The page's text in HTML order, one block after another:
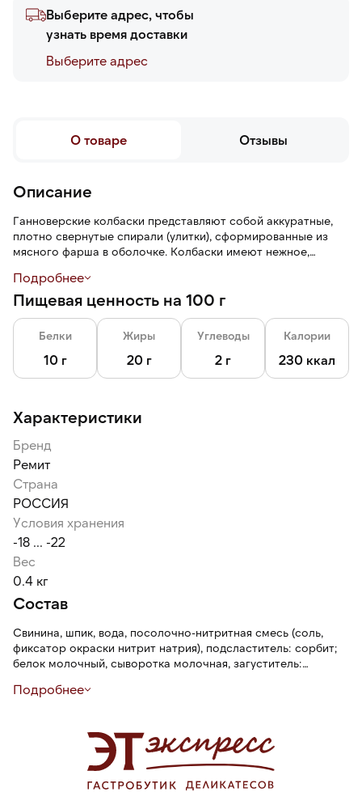
Выберите адрес, чтобы
узнать время доставки
Выберите адреc
О товаре Отзывы
Описание
Ганноверские колбаски представляют собой аккуратные,
плотно свернутые спирали (улитки), сформированные из
мясного фарша в оболочке. Колбаски имеют нежное,
насыщенный мясной вкус с легкой пикантностью.
Подробнее
Пищевая ценность на 100 г
Белки
10 г
Жиры
20 г
Углеводы
2 г
Калории
230 ккал
Характеристики
Бренд
Ремит
Страна
РОССИЯ
Условия хранения
-18 ... -22
Вес
0.4 кг
Состав
Свинина, шпик, вода, посолочно-нитритная смесь (соль,
фиксатор окраски нитрит натрия), подсластитель: сорбит;
белок молочный, сыворотка молочная, загуститель:
натрия, цитрат натрия, трифосфат натрия, пирофосфат
глутамат натрия; мальтодекстрин, майоран, чеснок,
сельдерей, перец черный. Содержит подсластитель, при
чрезмерном употреблении может оказывать слабительное
действие. Производится на предприятии, где также
Подробнее